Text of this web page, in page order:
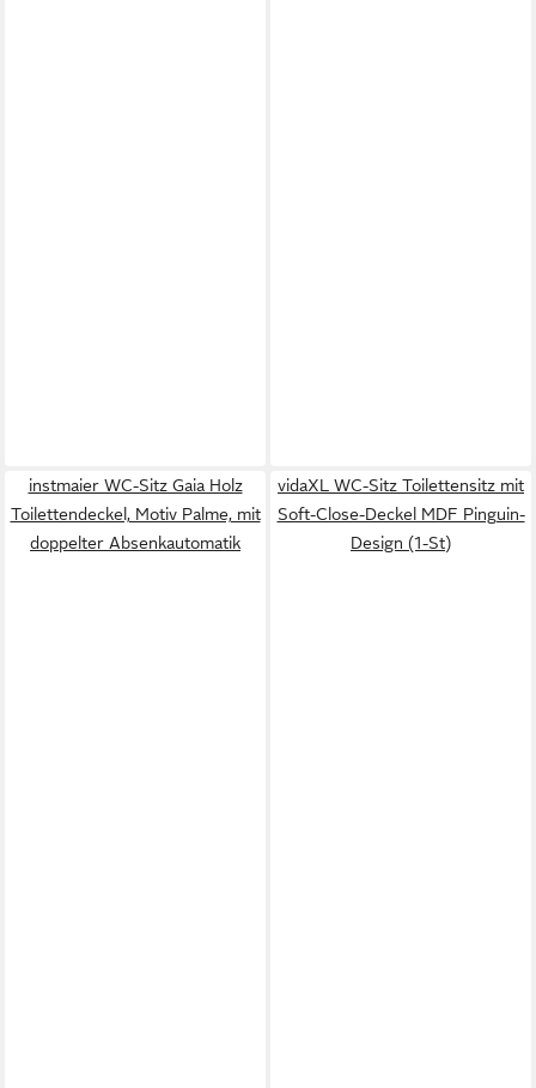
instmaier WC-Sitz Gaia Holz
Toilettendeckel, Motiv Palme, mit
doppelter Absenkautomatik
vidaXL WC-Sitz Toilettensitz mit
Soft-Close-Deckel MDF Pinguin-
Design (1-St)